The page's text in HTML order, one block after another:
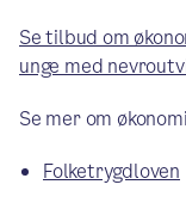
Se tilbud om
unge med
Se mer om
Folketrygdloven